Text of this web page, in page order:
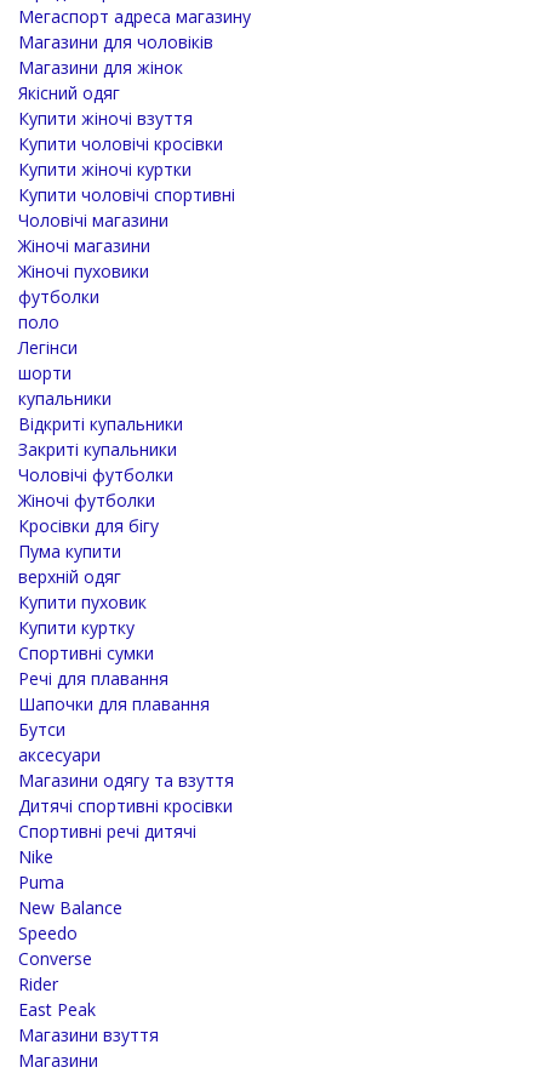
Мегаспорт адреса магазину
Магазини для чоловіків
Магазини для жінок
Якісний одяг
Купити жіночі взуття
Купити чоловічі кросівки
Купити жіночі куртки
Купити чоловічі спортивні
Чоловічі магазини
Жіночі магазини
Жіночі пуховики
футболки
поло
Легінси
шорти
купальники
Відкриті купальники
Закриті купальники
Чоловічі футболки
Жіночі футболки
Кросівки для бігу
Пума купити
верхній одяг
Купити пуховик
Купити куртку
Спортивні сумки
Речі для плавання
Шапочки для плавання
Бутси
аксесуари
Магазини одягу та взуття
Дитячі спортивні кросівки
Спортивні речі дитячі
Nike
Puma
New Balance
Speedo
Converse
Rider
East Peak
Магазини взуття
Магазини